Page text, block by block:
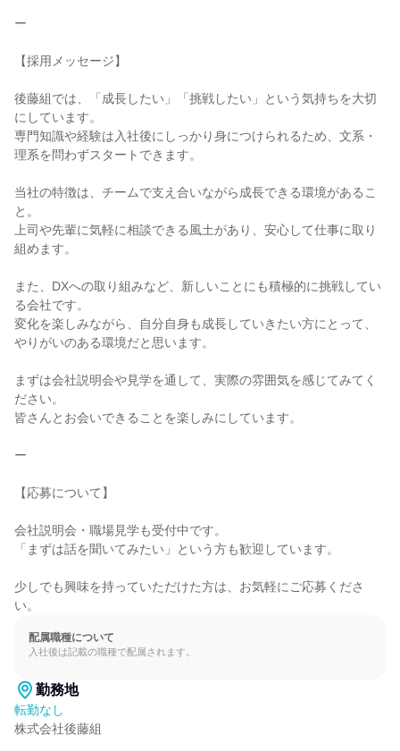
ー
【採用メッセージ】
後藤組では、「成長したい」「挑戦したい」という気持ちを大切
にしています。
専門知識や経験は入社後にしっかり身につけられるため、文系・
理系を問わずスタートできます。
当社の特徴は、チームで支え合いながら成長できる環境があるこ
と。
上司や先輩に気軽に相談できる風土があり、安心して仕事に取り
組めます。
また、DXへの取り組みなど、新しいことにも積極的に挑戦してい
る会社です。
変化を楽しみながら、自分自身も成長していきたい方にとって、
やりがいのある環境だと思います。
まずは会社説明会や見学を通して、実際の雰囲気を感じてみてく
ださい。
皆さんとお会いできることを楽しみにしています。
ー
【応募について】
会社説明会・職場見学も受付中です。
「まずは話を聞いてみたい」という方も歓迎しています。
少しでも興味を持っていただけた方は、お気軽にご応募くださ
い。
配属職種について
入社後は記載の職種で配属されます。
勤務地
転勤なし
株式会社後藤組